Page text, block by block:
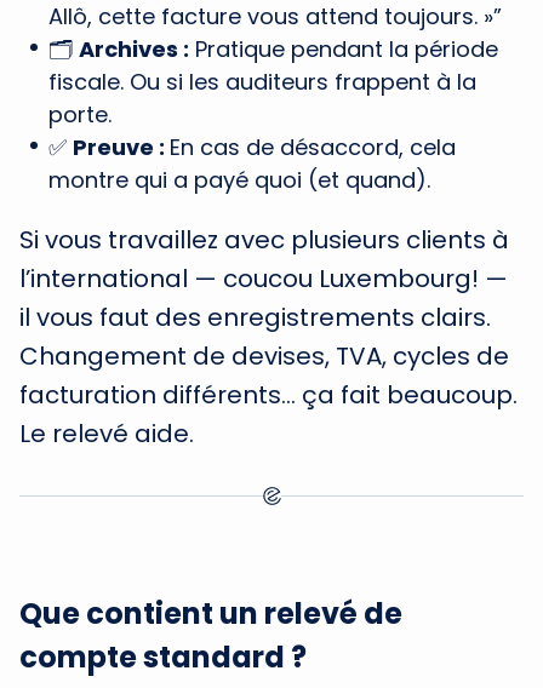
Allô, cette facture vous attend toujours. »”
🗂️ Archives : Pratique pendant la période
fiscale. Ou si les auditeurs frappent à la
porte.
✅ Preuve : En cas de désaccord, cela
montre qui a payé quoi (et quand).
Si vous travaillez avec plusieurs clients à
l’international — coucou Luxembourg! —
il vous faut des enregistrements clairs.
Changement de devises, TVA, cycles de
facturation différents… ça fait beaucoup.
Le relevé aide.
Que contient un relevé de
compte standard ?